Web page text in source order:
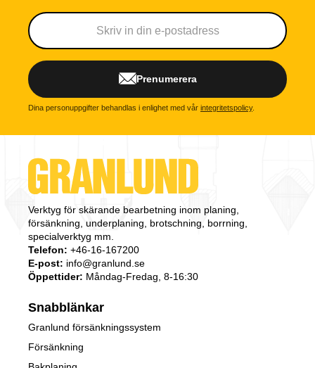
Prenumerera
Dina personuppgifter behandlas i enlighet med vår integritetspolicy.
Verktyg för skärande bearbetning inom planing,
försänkning, underplaning, brotschning, borrning,
specialverktyg mm.
Telefon: +46-16-167200
E-post: info@granlund.se
Öppettider: Måndag-Fredag, 8-16:30
Snabblänkar
Granlund försänkningssystem
Försänkning